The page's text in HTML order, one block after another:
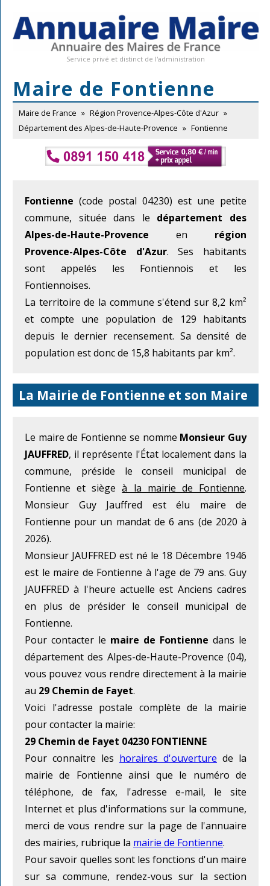
Service privé et distinct de l'administration
Maire de Fontienne
Maire de France » Région Provence-Alpes-Côte d'Azur »
Département des Alpes-de-Haute-Provence » Fontienne
Fontienne (code postal 04230) est une petite
commune, située dans le département des
Alpes-de-Haute-Provence en région
Provence-Alpes-Côte d'Azur. Ses habitants
sont appelés les Fontiennois et les
Fontiennoises.
La territoire de la commune s'étend sur 8,2 km²
et compte une population de 129 habitants
depuis le dernier recensement. Sa densité de
population est donc de 15,8 habitants par km².
La Mairie de Fontienne et son Maire
Le maire de Fontienne se nomme Monsieur Guy
JAUFFRED, il représente l'État localement dans la
commune, préside le conseil municipal de
Fontienne et siègeà la mairie de Fontienne.
Monsieur Guy Jauffred est élu maire de
Fontienne pour un mandat de 6 ans (de 2020 à
2026).
Monsieur JAUFFRED est né le 18 Décembre 1946
est le maire de Fontienne à l'age de 79 ans. Guy
JAUFFRED à l'heure actuelle est Anciens cadres
en plus de présider le conseil municipal de
Fontienne.
Pour contacter le maire de Fontienne dans le
département des Alpes-de-Haute-Provence (04),
vous pouvez vous rendre directement à la mairie
au 29 Chemin de Fayet.
Voici l'adresse postale complète de la mairie
pour contacter la mairie:
29 Chemin de Fayet 04230 FONTIENNE
Pour connaitre les horaires d'ouverture de la
mairie de Fontienne ainsi que le numéro de
téléphone, de fax, l'adresse e-mail, le site
Internet et plus d'informations sur la commune,
merci de vous rendre sur la page de l'annuaire
des mairies, rubrique la mairie de Fontienne.
Pour savoir quelles sont les fonctions d'un maire
sur sa commune, rendez-vous sur la section